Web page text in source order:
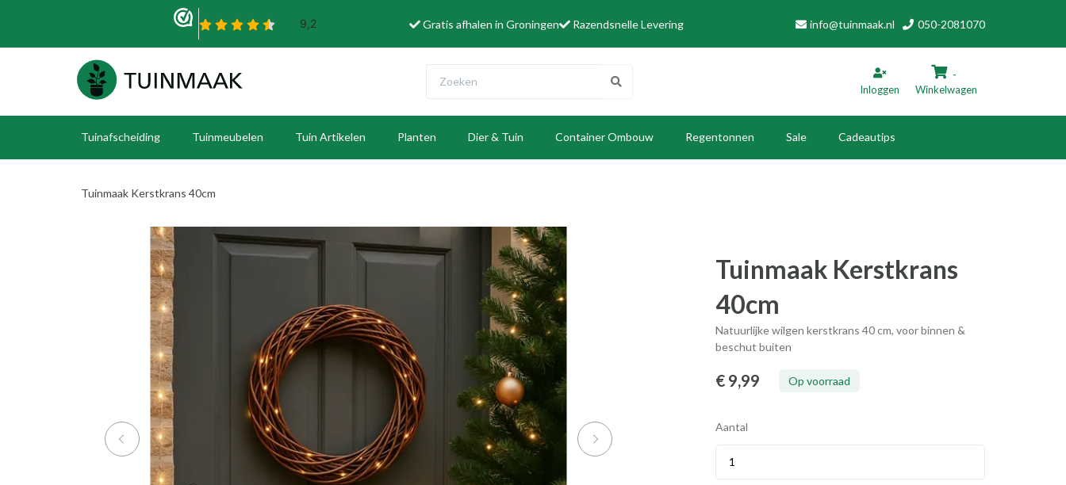
Gratis afhalen in Groningen Razendsnelle Levering info@tuinmaak.nl 050-2081070
Inloggen
-
Winkelwagen
Tuinafscheiding Tuinmeubelen Tuin Artikelen Planten Dier & Tuin Container Ombouw Regentonnen Sale Cadeautips
Vul hem met producten.
Tuinmaak Kerstkrans 40cm
Tuinmaak Kerstkrans
40cm
Natuurlijke wilgen kerstkrans 40 cm, voor binnen &
beschut buiten
€ 9,99 Op voorraad
Aantal